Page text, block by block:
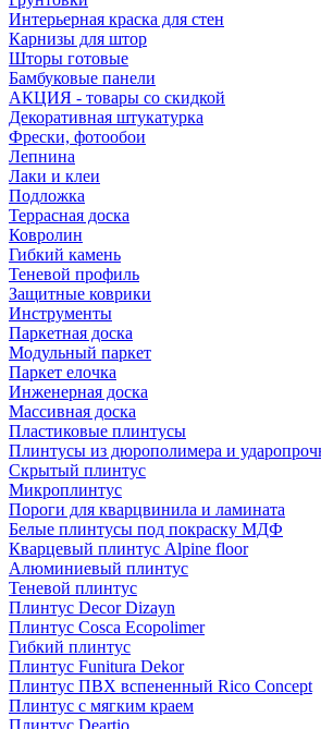
Интерьерная краска для стен
Карнизы для штор
Шторы готовые
Бамбуковые панели
АКЦИЯ - товары со скидкой
Декоративная штукатурка
Фрески, фотообои
Лепнина
Лаки и клеи
Подложка
Террасная доска
Ковролин
Гибкий камень
Теневой профиль
Защитные коврики
Инструменты
Паркетная доска
Модульный паркет
Паркет елочка
Инженерная доска
Массивная доска
Пластиковые плинтусы
Плинтусы из дюрополимера и
Скрытый плинтус
Микроплинтус
Пороги для кварцвинила и ламината
Белые плинтусы под покраску МДФ
Кварцевый плинтус Alpine floor
Алюминиевый плинтус
Теневой плинтус
Плинтус Decor Dizayn
Плинтус Cosca Ecopolimer
Гибкий плинтус
Плинтус Funitura Dekor
Плинтус ПВХ вспененный Rico Concept
Плинтус с мягким краем
Плинтус Deartio